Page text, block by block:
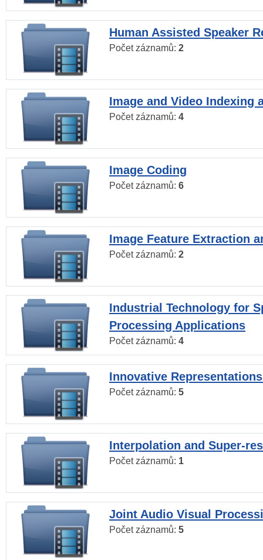
Human Assisted Speaker
Počet záznamů: 2
Image and Video Indexing
Počet záznamů: 4
Image Coding
Počet záznamů: 6
Image Feature Extraction
Počet záznamů: 2
Industrial Technology for
Processing Applications
Počet záznamů: 4
Innovative
Počet záznamů: 5
Interpolation and Super-
Počet záznamů: 1
Joint Audio Visual
Počet záznamů: 5